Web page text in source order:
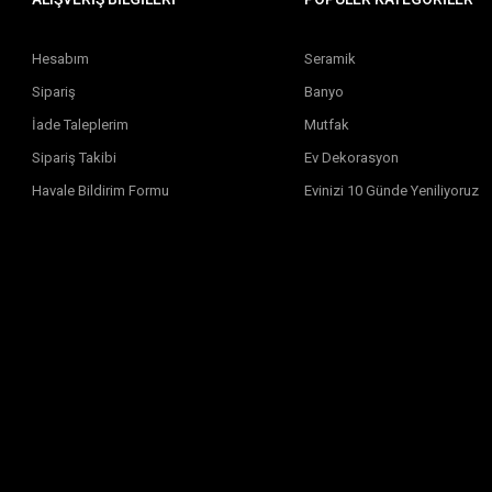
Hesabım
Sipariş
İade Taleplerim
Sipariş Takibi
Havale Bildirim Formu
Seramik
Banyo
Mutfak
Ev Dekorasyon
Evinizi 10 Günde Yeniliyoruz